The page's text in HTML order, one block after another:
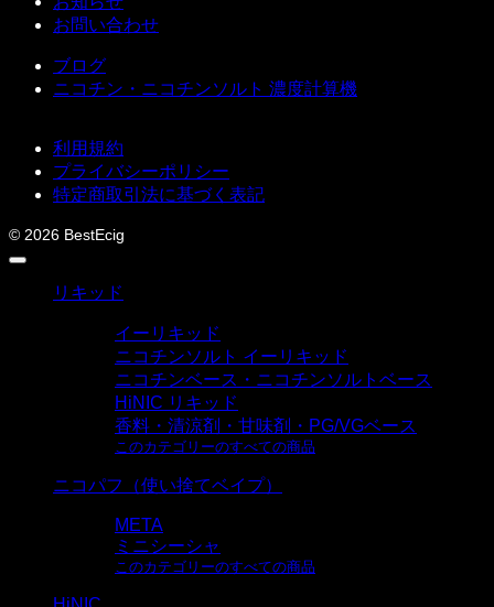
お問い合わせ
ブログ
ニコチン・ニコチンソルト 濃度計算機
利用規約
プライバシーポリシー
特定商取引法に基づく表記
© 2026 BestEcig
リキッド
イーリキッド
ニコチンソルト イーリキッド
ニコチンベース・ニコチンソルトベース
HiNIC リキッド
香料・清涼剤・甘味剤・PG/VGベース
このカテゴリーのすべての商品
ニコパフ（使い捨てベイプ）
META
ミニシーシャ
このカテゴリーのすべての商品